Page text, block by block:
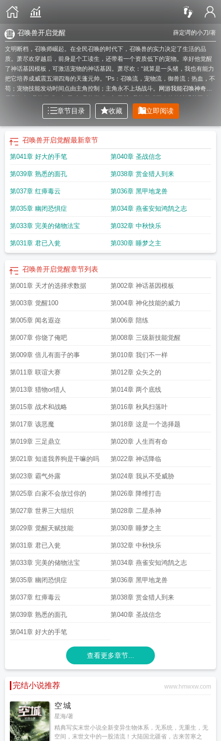
薛定谔的小刀/著
召唤兽开启觉醒
文明断档，召唤师崛起。在全民召唤的时代下，召唤兽的实力决定了生活的品
质。萧尽欢穿越后，前身是个工读生，还带着一个资质低下的宠物。幸好他觉醒
了神话基因模板，可激活宠物的神话基因。萧尽欢：“就算是一头猪，我也有能力
把它培养成威震五湖四海的天蓬元帅。”Ps：召唤流，宠物流，御兽流；热血，不
苟；宠物技能发动时间点由主角控制；主角永不上场战斗。
网游我能召唤神奇宝
我能觉醒无数神兽我能觉醒天赋我能召唤神明我能觉醒万物天赋墨白
我能召唤怪兽我能觉醒万物天赋免费全文阅读召唤兽开启觉醒
章节目录 收藏 立即阅读
召唤兽开启觉醒最新章节
第041章 好大的手笔 第040章 圣战信念
第039章 熟悉的面孔 第038章 赏金猎人到来
第037章 红瘴毒云 第036章 黑甲地龙兽
第035章 幽闭恐惧症 第034章 燕雀安知鸿鹄之志
第033章 完美的储物法宝 第032章 中秋快乐
第031章 君已入瓮 第030章 睡梦之主
召唤兽开启觉醒章节列表
第001章 天才的选择求数据 第002章 神话基因模板
第003章 觉醒100 第004章 神化技能的威力
第005章 闻名遐迩 第006章 陪练
第007章 你饶了俺吧 第008章 三级新技能觉醒
第009章 倍儿有面子的事 第010章 我们不一样
第011章 联谊大赛 第012章 众矢之的
第013章 猎物or猎人 第014章 两个底线
第015章 战术和战略 第016章 秋风扫落叶
第017章 该恶魔 第018章 这是一个选择题
第019章 三足鼎立 第020章 人生而有命
第021章 知道我养狗是干嘛的吗 第022章 神话降临
第023章 霸气外露 第024章 我从不受威胁
第025章 白家不会放过你的 第026章 降维打击
第027章 世界三大组织 第028章 二星杀神
第029章 觉醒天赋技能 第030章 睡梦之主
第031章 君已入瓮 第032章 中秋快乐
第033章 完美的储物法宝 第034章 燕雀安知鸿鹄之志
第035章 幽闭恐惧症 第036章 黑甲地龙兽
第037章 红瘴毒云 第038章 赏金猎人到来
第039章 熟悉的面孔 第040章 圣战信念
第041章 好大的手笔
查看更多章节...
完结小说推荐 www.hmwxw.com
空城
星海/著
精典写实末世小说全新变异生物体系，无系统，无重生，无
空间，末世文中的一股清流！大陆国北疆省，古来苦寒之